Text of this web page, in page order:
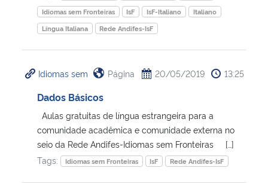
Idiomas sem Fronteiras
IsF IsF-Italiano
Italiano
Língua Italiana
Rede Andifes-IsF
Idiomas sem Página 20/05/2019 13:25
Dados Básicos
Aulas gratuitas de língua estrangeira para a
comunidade acadêmica e comunidade externa no
seio da Rede Andifes-Idiomas sem Fronteiras […]
Tags:
Idiomas sem Fronteiras IsF Rede Andifes-IsF